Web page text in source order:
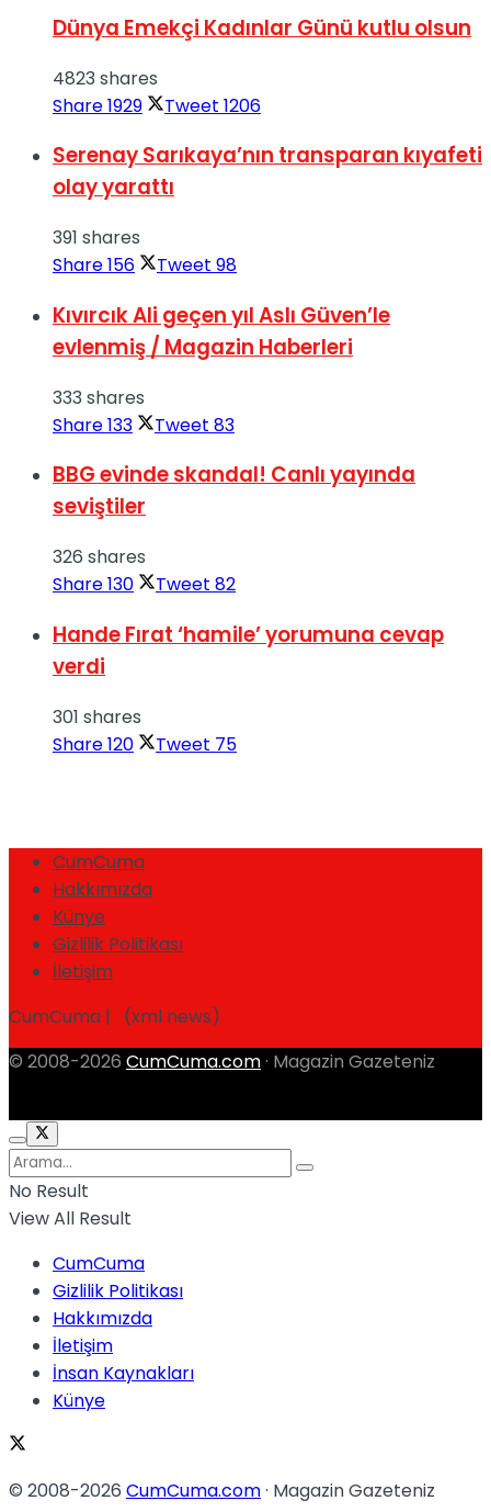
Dünya Emekçi Kadınlar Günü kutlu olsun
4823 shares
Share1929 Tweet 1206
Serenay Sarıkaya’nın transparan kıyafeti
olay yarattı
391 shares
Share156 Tweet 98
Kıvırcık Ali geçen yıl Aslı Güven’le
evlenmiş / Magazin Haberleri
333 shares
Share133 Tweet 83
BBG evinde skandal! Canlı yayında
seviştiler
326 shares
Share130 Tweet 82
Hande Fırat ‘hamile’ yorumuna cevap
verdi
301 shares
Share120 Tweet 75
CumCuma
Hakkımızda
Künye
Gizlilik Politikası
İletişim
CumCuma | (xml news)
© 2008-2026 CumCuma.com · Magazin Gazeteniz
No Result
View All Result
CumCuma
Gizlilik Politikası
Hakkımızda
İletişim
İnsan Kaynakları
Künye
© 2008-2026 CumCuma.com· Magazin Gazeteniz